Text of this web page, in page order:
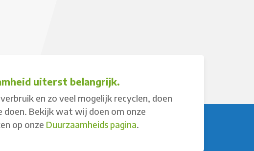
uiterst belangrijk.
en zo veel mogelijk recyclen, doen
doen. Bekijk wat wij doen om onze
op onze Duurzaamheids pagina.